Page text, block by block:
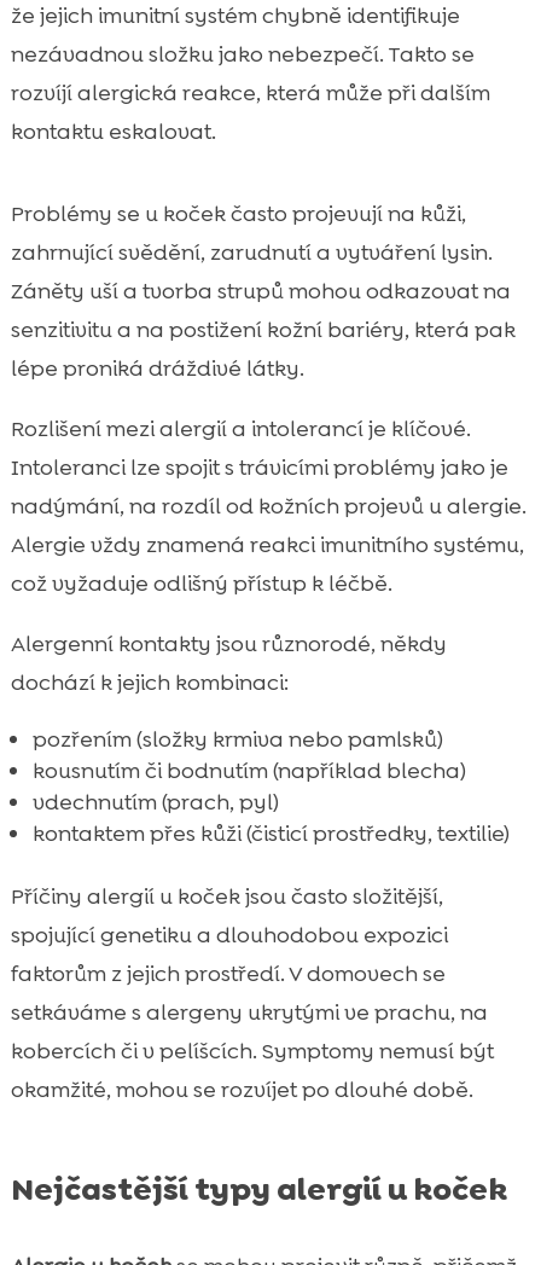
že jejich imunitní systém chybně identifikuje
nezávadnou složku jako nebezpečí. Takto se
rozvíjí alergická reakce, která může při dalším
kontaktu eskalovat.
Problémy se u koček často projevují na kůži,
zahrnující svědění, zarudnutí a vytváření lysin.
Záněty uší a tvorba strupů mohou odkazovat na
senzitivitu a na postižení kožní bariéry, která pak
lépe proniká dráždivé látky.
Rozlišení mezi alergií a intolerancí je klíčové.
Intoleranci lze spojit s trávicími problémy jako je
nadýmání, na rozdíl od kožních projevů u alergie.
Alergie vždy znamená reakci imunitního systému,
což vyžaduje odlišný přístup k léčbě.
Alergenní kontakty jsou různorodé, někdy
dochází k jejich kombinaci:
pozřením (složky krmiva nebo pamlsků)
kousnutím či bodnutím (například blecha)
vdechnutím (prach, pyl)
kontaktem přes kůži (čisticí prostředky, textilie)
Příčiny alergií u koček jsou často složitější,
spojující genetiku a dlouhodobou expozici
faktorům z jejich prostředí. V domovech se
setkáváme s alergeny ukrytými ve prachu, na
kobercích či v pelíšcích. Symptomy nemusí být
okamžité, mohou se rozvíjet po dlouhé době.
Nejčastější typy alergií u koček